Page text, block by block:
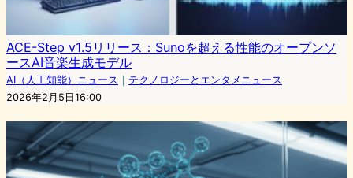
ACE-Step v1.5リリース：Sunoを超える性能のオープンソ
ースAI音楽生成モデル
AI（人工知能）ニュース ｜ テクノロジーとエンタメニュース
2026年2月5日16:00